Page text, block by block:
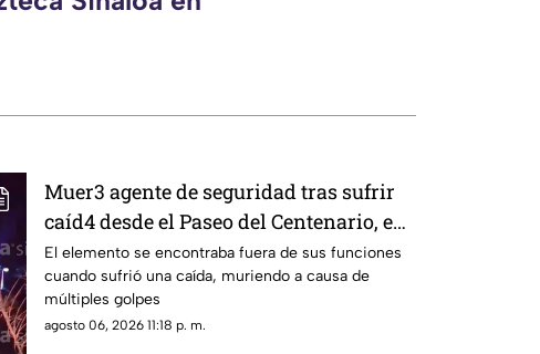
Muer3 agente de seguridad tras sufrir
caíd4 desde el Paseo del Centenario, en
Mazatlán
El elemento se encontraba fuera de sus funciones
cuando sufrió una caída, muriendo a causa de
múltiples golpes
agosto 06, 2026 11:18 p. m.